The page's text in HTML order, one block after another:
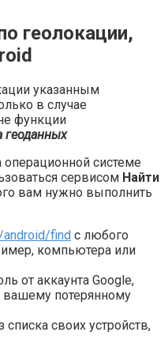
геолокации,
указанным
в случае
функции
геоданных
системе
сервисом Найти
вам нужно выполнить
find с любого
компьютера или
от аккаунта Google,
потерянному
своих устройств,